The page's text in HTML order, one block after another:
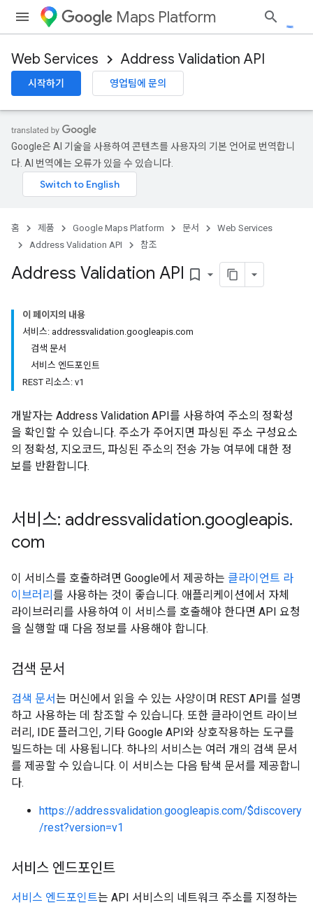
Maps Platform
Web Services Address Validation API
시작하기 영업팀에 문의
Google은 AI 기술을 사용하여 콘텐츠를 사용자의 기본 언어로 번역합니
다. AI 번역에는 오류가 있을 수 있습니다.
홈 제품 Google Maps Platform 문서
Web Services
Address Validation API
참조
Address Validation API bookmark_border
이 페이지의 내용
서비스: addressvalidation.googleapis.com
검색 문서
서비스 엔드포인트
REST 리소스: v1
개발자는 Address Validation API를 사용하여 주소의 정확성
을 확인할 수 있습니다. 주소가 주어지면 파싱된 주소 구성요소
의 정확성, 지오코드, 파싱된 주소의 전송 가능 여부에 대한 정
보를 반환합니다.
서비스: addressvalidation.googleapis.
com
이 서비스를 호출하려면 Google에서 제공하는 클라이언트 라
이브러리 를 사용하는 것이 좋습니다. 애플리케이션에서 자체
라이브러리를 사용하여 이 서비스를 호출해야 한다면 API 요청
을 실행할 때 다음 정보를 사용해야 합니다.
검색 문서
검색 문서는 머신에서 읽을 수 있는 사양이며 REST API를 설명
하고 사용하는 데 참조할 수 있습니다. 또한 클라이언트 라이브
러리, IDE 플러그인, 기타 Google API와 상호작용하는 도구를
빌드하는 데 사용됩니다. 하나의 서비스는 여러 개의 검색 문서
를 제공할 수 있습니다. 이 서비스는 다음 탐색 문서를 제공합니
다.
https://addressvalidation.googleapis.com/$discovery
/rest?version=v1
서비스 엔드포인트
서비스 엔드포인트는 API 서비스의 네트워크 주소를 지정하는